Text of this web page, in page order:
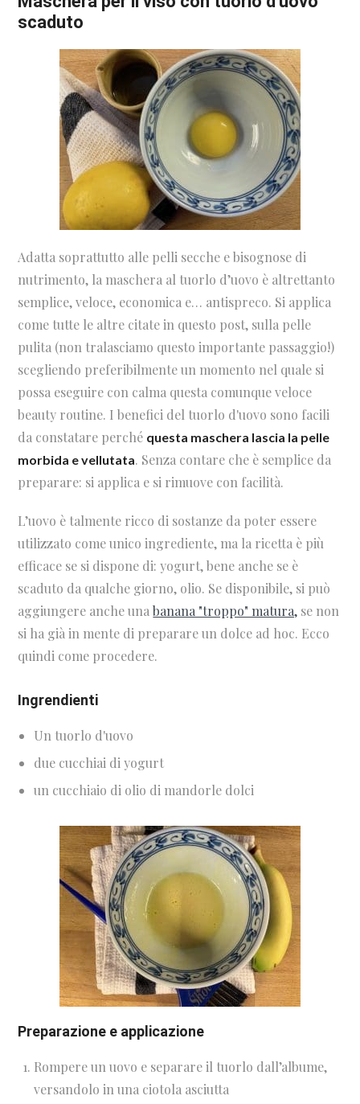
scaduto
Adatta soprattutto alle pelli secche e bisognose di
nutrimento, la maschera al tuorlo d’uovo è altrettanto
semplice, veloce, economica e… antispreco. Si applica
come tutte le altre citate in questo post, sulla pelle
pulita (non tralasciamo questo importante passaggio!)
scegliendo preferibilmente un momento nel quale si
possa eseguire con calma questa comunque veloce
beauty routine. I benefici del tuorlo d'uovo sono facili
da constatare perché questa maschera lascia la pelle
morbida e vellutata. Senza contare che è semplice da
preparare: si applica e si rimuove con facilità.
L’uovo è talmente ricco di sostanze da poter essere
utilizzato come unico ingrediente, ma la ricetta è più
efficace se si dispone di: yogurt, bene anche se è
scaduto da qualche giorno, olio. Se disponibile, si può
aggiungere anche unabanana "troppo" matura, se non
si ha già in mente di preparare un dolce ad hoc. Ecco
quindi come procedere.
Ingrendienti
Un tuorlo d'uovo
due cucchiai di yogurt
un cucchiaio di olio di mandorle dolci
Preparazione e applicazione
Rompere un uovo e separare il tuorlo dall’albume,
versandolo in una ciotola asciutta